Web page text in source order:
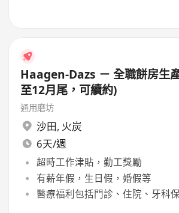
Haagen-Dazs － 全職餅房生
至12月尾，可續約)
通用磨坊
沙田, 火炭
6天/週
超時工作津貼，勤工獎勵
有薪年假，生日假，婚假等
醫療福利包括門診、住院、牙科